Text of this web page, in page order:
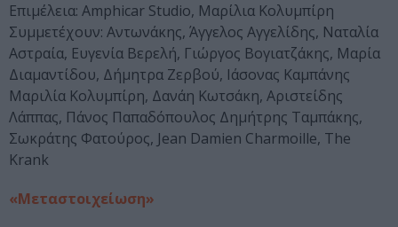
Επιμέλεια: Amphicar Studio, Μαρίλια Κολυμπίρη
Συμμετέχουν: Αντωνάκης, Άγγελος Αγγελίδης, Ναταλία
Αστραία, Ευγενία Βερελή, Γιώργος Βογιατζάκης, Μαρία
Διαμαντίδου, Δήμητρα Ζερβού, Ιάσονας Καμπάνης
Μαριλία Κολυμπίρη, Δανάη Κωτσάκη, Αριστείδης
Λάππας, Πάνος Παπαδόπουλος Δημήτρης Ταμπάκης,
Σωκράτης Φατούρος, Jean Damien Charmoille, The
Krank
«Μεταστοιχείωση»